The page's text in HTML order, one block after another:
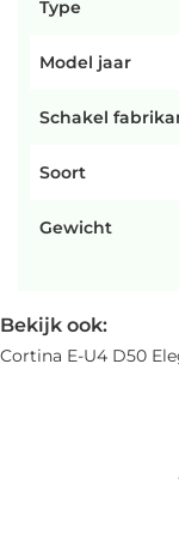
Type
Model jaar
Schakel
Soort
Gewicht
Bekijk ook:
Cortina E-U4 D50